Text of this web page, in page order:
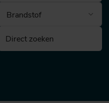
Brandstof